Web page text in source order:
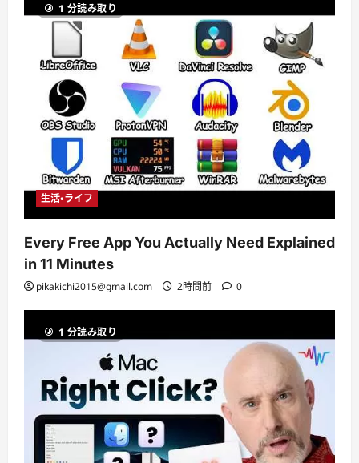
1 分読み取り
生活・ライフ
Every Free App You Actually Need Explained
in 11 Minutes
pikakichi2015@gmail.com 2時間前 0
1 分読み取り